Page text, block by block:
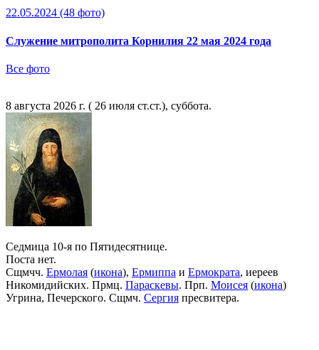
22.05.2024 (48 фото)
Служение митрополита Корнилия 22 мая 2024 года
Все фото
8 августа 2026 г. ( 26 июля ст.ст.), суббота.
Седмица 10-я по Пятидесятнице.
Поста нет.
Сщмчч. Ермолая (икона), Ермиппа и Ермократа, иереев
Никомидийских. Прмц. Параскевы. Прп. Моисея (икона)
Угрина, Печерского. Сщмч. Сергия пресвитера.